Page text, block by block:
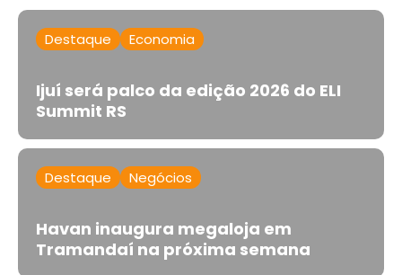
Destaque Economia
Ijuí será palco da edição 2026 do ELI
Summit RS
Destaque Negócios
Havan inaugura megaloja em
Tramandaí na próxima semana